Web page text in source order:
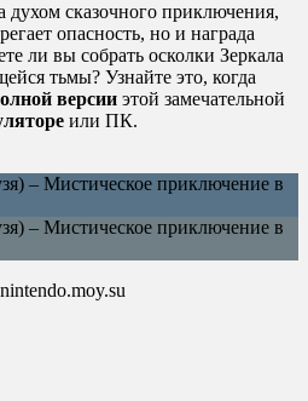
сказочного приключения,
опасность, но и награда
ли вы собрать осколки Зеркала
тьмы? Узнайте это, когда
версии этой замечательной
или ПК.